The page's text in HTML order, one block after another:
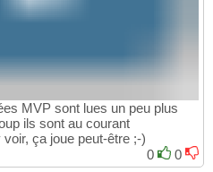
MVP sont lues un peu plus
ils sont au courant
ça joue peut-être ;-)
0
0